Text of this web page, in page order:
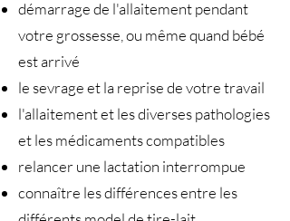
démarrage de l'allaitement pendant
votre grossesse, ou même quand bébé
est arrivé
le sevrage et la reprise de votre travail
l'allaitement et les diverses pathologies
et les médicaments compatibles
relancer une lactation interrompue
connaître les différences entre les